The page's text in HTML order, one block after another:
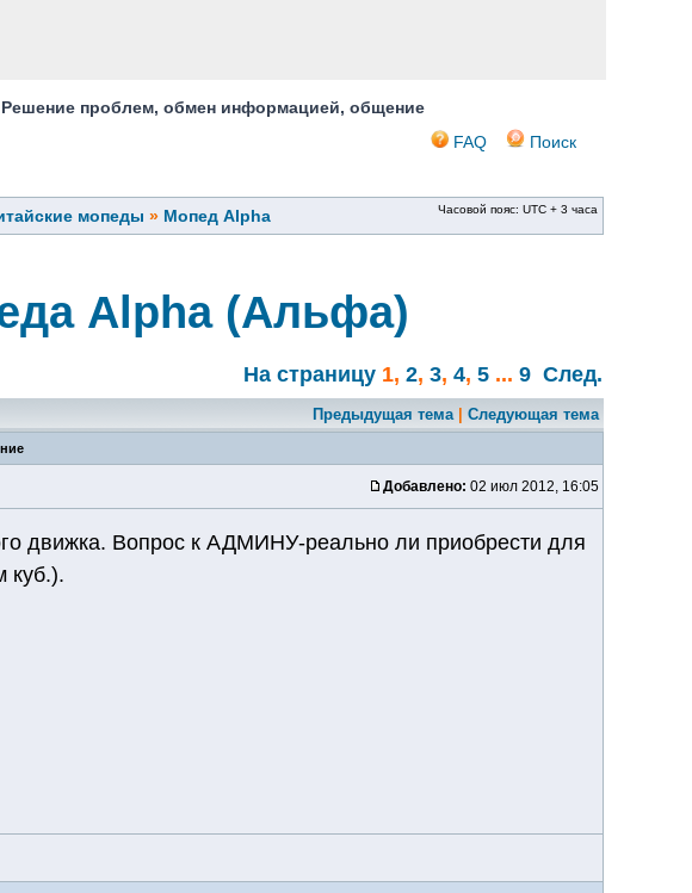
Решение проблем, обмен информацией, общение
FAQ Поиск
мопеды » Мопед Alpha Часовой пояс: UTC + 3 часа
Alpha (Альфа)
На страницу 1, 2, 3, 4, 5 ... 9 След.
Предыдущая тема| Следующая тема
Добавлено: 02 июл 2012, 16:05
движка. Вопрос к АДМИНУ-реально ли приобрести для
куб.).